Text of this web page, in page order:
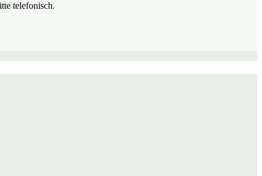
telefonisch.